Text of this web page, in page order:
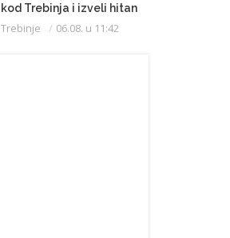
kod Trebinja i izveli hitan
medicinski let do
Beograda
Trebinje 06.08. u 11:42